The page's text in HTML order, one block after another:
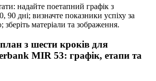
надайте поетапний графік з
90 дні; визначте показники успіху за
зберіть матеріали та зображення.
з шести кроків для
MIR 53: графік, етапи та